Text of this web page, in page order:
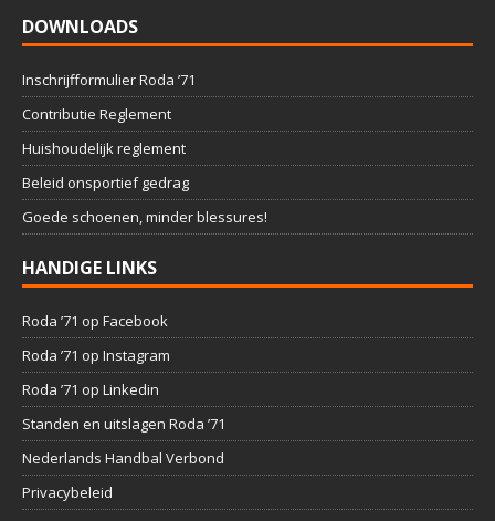
DOWNLOADS
Inschrijfformulier Roda ’71
Contributie Reglement
Huishoudelijk reglement
Beleid onsportief gedrag
Goede schoenen, minder blessures!
HANDIGE LINKS
Roda ’71 op Facebook
Roda ’71 op Instagram
Roda ’71 op Linkedin
Standen en uitslagen Roda ’71
Nederlands Handbal Verbond
Privacybeleid